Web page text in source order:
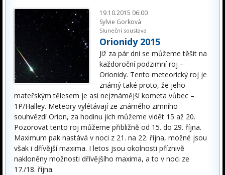
19.10.2015 06:00
Sylvie Gorková
Sluneční soustava
Orionidy 2015
Již za pár dní se můžeme těšit na
každoroční podzimní roj –
Orionidy. Tento meteorický roj je
známý také proto, že jeho
mateřským tělesem je asi nejznámější kometa vůbec –
1P/Halley. Meteory vylétávají ze známého zimního
souhvězdí Orion, za hodinu jich můžeme vidět 15 až 20.
Pozorovat tento roj můžeme přibližně od 15. do 29. října.
Maximum pak nastává v noci z 21. na 22. října, možné jsou
však i dřívější maxima. I letos jsou okolnosti příznivě
nakloněny možnosti dřívějšího maxima, a to v noci ze
17./18. října.